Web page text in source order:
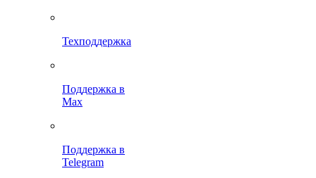
Техподдержка
Поддержка в
Max
Поддержка в
Telegram